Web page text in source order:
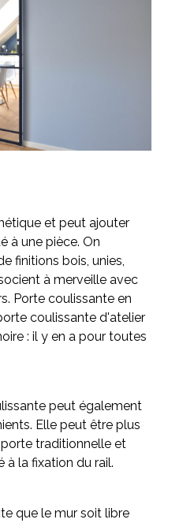
et peut ajouter
à une pièce. On
finitions bois, unies,
à merveille avec
Porte coulissante en
coulissante d'atelier
: il y en a pour toutes
peut également
Elle peut être plus
traditionnelle et
à la fixation du rail.
que le mur soit libre